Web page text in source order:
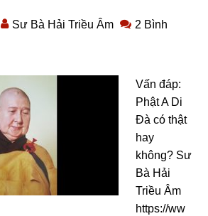
Sư Bà Hải Triều Âm
2 Bình
Vấn đáp:
Phật A Di
Đà có thật
hay
không? Sư
Bà Hải
Triều Âm
https://ww